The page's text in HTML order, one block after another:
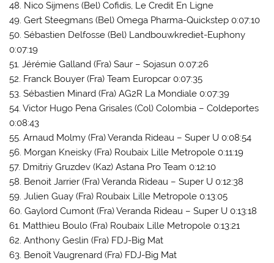
48. Nico Sijmens (Bel) Cofidis, Le Credit En Ligne
49. Gert Steegmans (Bel) Omega Pharma-Quickstep 0:07:10
50. Sébastien Delfosse (Bel) Landbouwkrediet-Euphony
0:07:19
51. Jérémie Galland (Fra) Saur – Sojasun 0:07:26
52. Franck Bouyer (Fra) Team Europcar 0:07:35
53. Sébastien Minard (Fra) AG2R La Mondiale 0:07:39
54. Victor Hugo Pena Grisales (Col) Colombia – Coldeportes
0:08:43
55. Arnaud Molmy (Fra) Veranda Rideau – Super U 0:08:54
56. Morgan Kneisky (Fra) Roubaix Lille Metropole 0:11:19
57. Dmitriy Gruzdev (Kaz) Astana Pro Team 0:12:10
58. Benoit Jarrier (Fra) Veranda Rideau – Super U 0:12:38
59. Julien Guay (Fra) Roubaix Lille Metropole 0:13:05
60. Gaylord Cumont (Fra) Veranda Rideau – Super U 0:13:18
61. Matthieu Boulo (Fra) Roubaix Lille Metropole 0:13:21
62. Anthony Geslin (Fra) FDJ-Big Mat
63. Benoît Vaugrenard (Fra) FDJ-Big Mat